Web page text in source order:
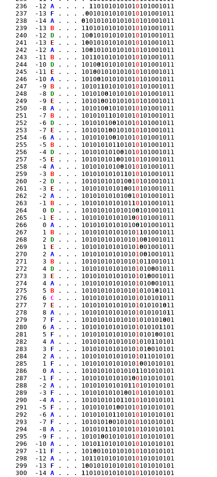
   236  -12
A . . . . 1 10101010101 0101001011
   237  -13
F . . . . 0010101010101 0101001011
   238  -14
A . . . 01010101010101 0101001011
   239  -13
B . . . 1 1010101010101 0101001011
   240  -12
D . . . 10010101010101 0101001011
   241  -13
E . . . 1 0010101010101 0101001011
   242  -12
A . . . 10010101010101 0101001011
   243  -11
B . . . 101 10101010101 0101001011
   244  -10
D . . . 10100101010101 0101001011
   245  -11
E . . . 101 00101010101 0101001011
   246  -10
A . . . 10100101010101 0101001011
   247   -9
B . . . 10101 101010101 0101001011
   248   -8
D . . . 10101001010101 0101001011
   249   -9
E . . . 10101 001010101 0101001011
   250   -8
A . . . 10101001010101 0101001011
   251   -7
B . . . 1010101 1010101 0101001011
   252   -6
D . . . 10101010010101 0101001011
   253   -7
E . . . 1010101 0010101 0101001011
   254   -6
A . . . 10101010010101 0101001011
   255   -5
B . . . 101010101 10101 0101001011
   256   -4
D . . . 10101010100101 0101001011
   257   -5
E . . . 101010101 00101 0101001011
   258   -4
A . . . 10101010100101 0101001011
   259   -3
B . . . 10101010101 101 0101001011
   260   -2
D . . . 10101010101001 0101001011
   261   -3
E . . . 10101010101 001 0101001011
   262   -2
A . . . 10101010101001 0101001011
   263   -1
B . . . 1010101010101 10101001011
   264    0
D . . . 101010101010100101001011
   265   -1
E . . . 1010101010101 00101001011
   266    0
A . . . 101010101010100101001011
   267    1
B . . . 101010101010101 101001011
   268    2
D . . . 101010101010101 001001011
   269    1
E . . . 101010101010101 001001011
   270    2
A . . . 101010101010101 001001011
   271    3
B . . . 101010101010101 01 1001011
   272    4
D . . . 101010101010101 010001011
   273    3
E . . . 101010101010101 01 0001011
   274    4
A . . . 101010101010101 010001011
   275    5
B . . . 101010101010101 0101 01011
   276    6
C . . . 101010101010101 010101011
   277    7
E . . . 101010101010101 010101 011
   278    8
A . . . 101010101010101 01010101 1
   279    7
F . . . 101010101010101 010101 001
   280    6
A . . . 101010101010101 010101 101
   281    5
F . . . 101010101010101 0101 00101
   282    4
A . . . 101010101010101 0101 10101
   283    3
F . . . 101010101010101 01 0010101
   284    2
A . . . 101010101010101 01 1010101
   285    1
F . . . 101010101010101 001010101
   286    0
A . . . 101010101010101 101010101
   287   -1
F . . . 1010101010101 00101010101
   288   -2
A . . . 1010101010101 1 0101010101
   289   -3
F . . . 10101010101 001 0101010101
   290   -4
A . . . 10101010101 101 0101010101
   291   -5
F . . . 101010101 00101 0101010101
   292   -6
A . . . 101010101 10101 0101010101
   293   -7
F . . . 1010101 0010101 0101010101
   294   -8
A . . . 1010101 1010101 0101010101
   295   -9
F . . . 10101 001010101 0101010101
   296  -10
A . . . 10101 101010101 0101010101
   297  -11
F . . . 101 00101010101 0101010101
   298  -12
A . . . 101 10101010101 0101010101
   299  -13
F . . . 1 0010101010101 0101010101
   300  -14
A . . . 1 1010101010101 0101010101